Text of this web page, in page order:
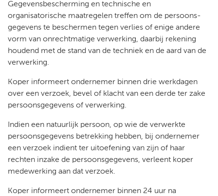
Gegevensbescherming en technische en
organisatorische maatregelen treffen om de persoons-
gegevens te beschermen tegen verlies of enige andere
vorm van onrechtmatige verwerking, daarbij rekening
houdend met de stand van de techniek en de aard van de
verwerking.
Koper informeert ondernemer binnen drie werkdagen
over een verzoek, bevel of klacht van een derde ter zake
persoonsgegevens of verwerking.
Indien een natuurlijk persoon, op wie de verwerkte
persoonsgegevens betrekking hebben, bij ondernemer
een verzoek indient ter uitoefening van zijn of haar
rechten inzake de persoonsgegevens, verleent koper
medewerking aan dat verzoek.
Koper informeert ondernemer binnen 24 uur na